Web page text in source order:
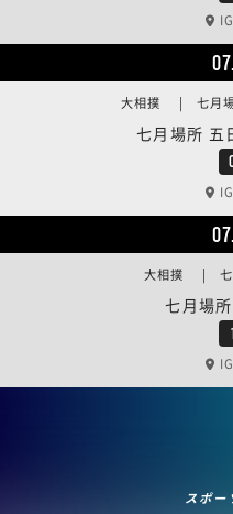
七月場所 五
大相撲 | 七月場
七月場
大相撲 | 七
スポー